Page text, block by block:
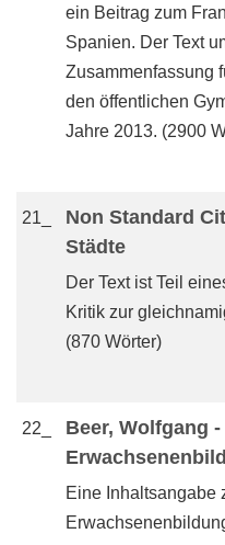
ein Beitrag zum
Spanien. Der Text
Zusammenfassung
den öffentlichen
Jahre 2013. (2900
21_
Non Standard
Städte
Der Text ist Teil
Kritik zur
(870 Wörter)
22_
Beer, Wolfgang
Eine Inhaltsangabe